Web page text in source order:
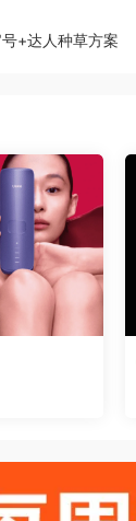
+达人种草方案